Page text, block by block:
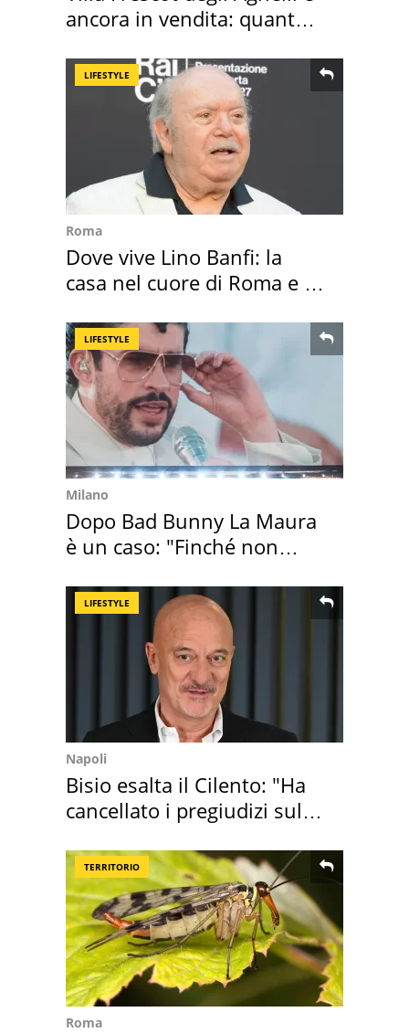
ancora in vendita: quanto
LIFESTYLE
Roma
Dove vive Lino Banfi: la
casa nel cuore di Roma e i
LIFESTYLE
Milano
Dopo Bad Bunny La Maura
è un caso: "Finché non
LIFESTYLE
Napoli
Bisio esalta il Cilento: "Ha
cancellato i pregiudizi sul
TERRITORIO
Roma